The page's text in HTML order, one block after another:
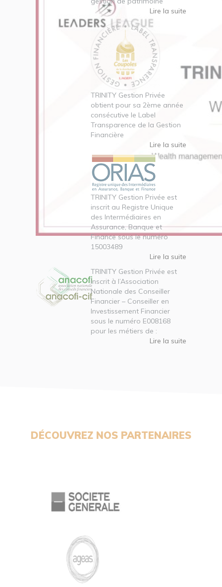
Lire la suite
TRINITY Gestion Privée
obtient pour sa 2ème année
consécutive le Label
Transparence de la Gestion
Financière
Lire la suite
TRINITY Gestion Privée est
inscrit au Registre Unique
des Intermédiaires en
Assurance, Banque et
Finance sous le numéro
15003489
Lire la suite
TRINITY Gestion Privée est
inscrit à l’Association
Nationale des Conseiller
Financier – Conseiller en
Investissement Financier
sous le numéro E008168
pour les métiers de :
Lire la suite
DÉCOUVREZ NOS PARTENAIRES